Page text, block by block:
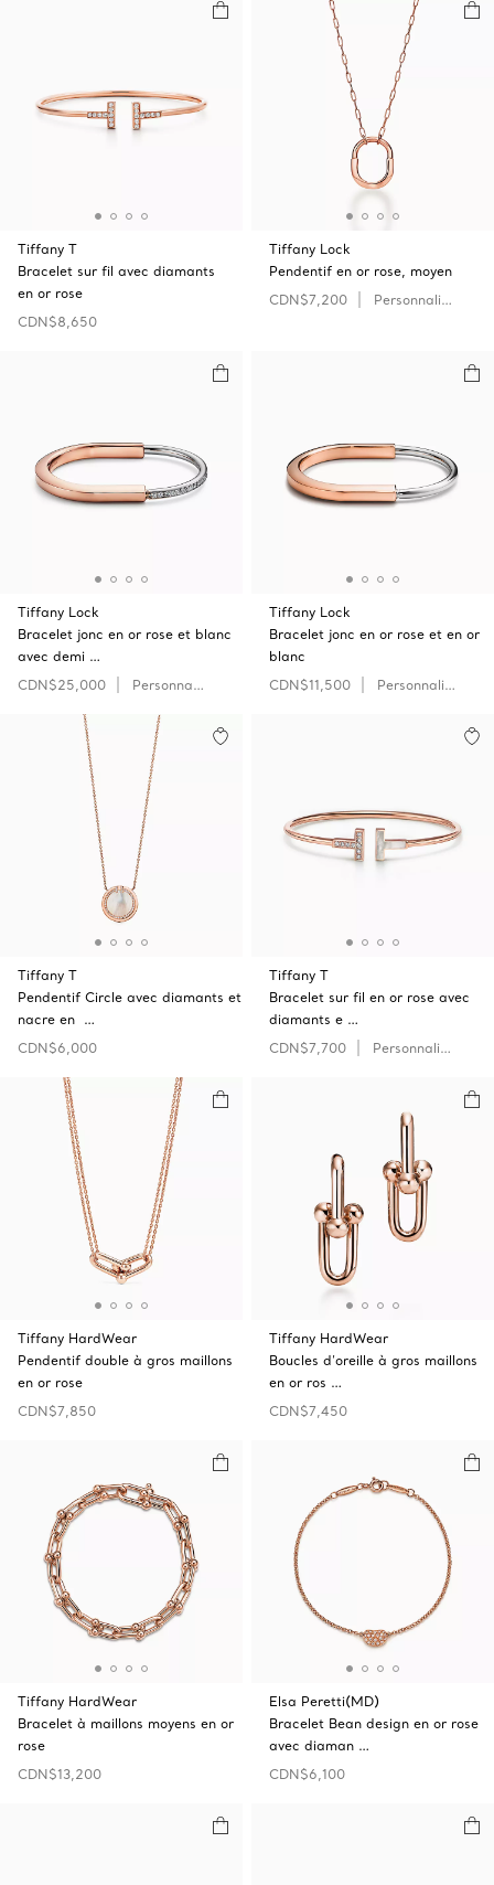
Tiffany T
Bracelet sur fil avec diamants
en or rose
CDN$8,650
Tiffany Lock
Pendentif en or rose, moyen
CDN$7,200
Personnaliser
Tiffany Lock
Bracelet jonc en or rose et blanc
avec demi …
CDN$25,000
Personnaliser
Tiffany Lock
Bracelet jonc en or rose et en or
blanc
CDN$11,500
Personnaliser
Tiffany T
Pendentif Circle avec diamants et
nacre en …
CDN$6,000
Tiffany T
Bracelet sur fil en or rose avec
diamants e …
CDN$7,700
Personnaliser
Tiffany HardWear
Pendentif double à gros maillons
en or rose
CDN$7,850
Tiffany HardWear
Boucles d’oreille à gros maillons
en or ros …
CDN$7,450
Tiffany HardWear
Bracelet à maillons moyens en or
rose
CDN$13,200
Elsa Peretti(MD)
Bracelet Bean design en or rose
avec diaman …
CDN$6,100